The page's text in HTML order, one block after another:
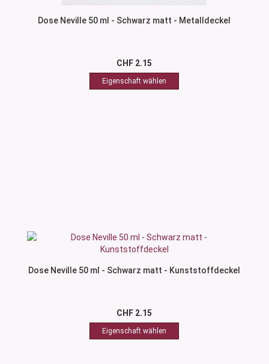
Dose Neville 50 ml - Schwarz matt - Metalldeckel
CHF 2.15
Dose Neville 50 ml - Schwarz matt - Kunststoffdeckel
CHF 2.15